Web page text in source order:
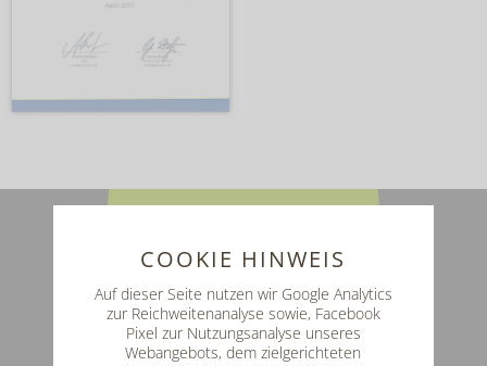
COOKIE HINWEIS
Auf dieser Seite nutzen wir Google Analytics
zur Reichweitenanalyse sowie, Facebook
Pixel zur Nutzungsanalyse unseres
Webangebots, dem zielgerichteten